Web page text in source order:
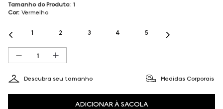
Tamanho do Produto: 1
Cor: Vermelho
1 2 3 4 5
Descubra seu tamanho Medidas Corporais
ADICIONAR À SACOLA